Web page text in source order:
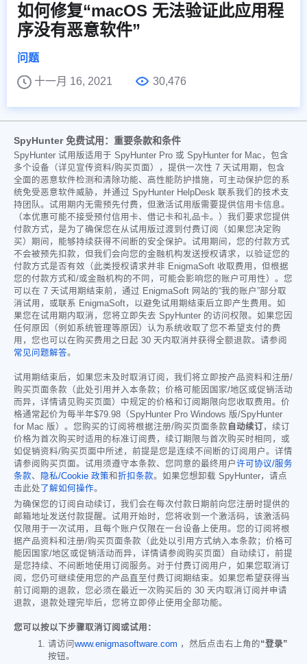
如何修复“macOS 无法验证此应用程
序没有恶意软件”
问题
十一月 16, 2021
30,476
SpyHunter 免费试用：重要条款和条件
SpyHunter 试用版适用于 SpyHunter Pro 或 SpyHunter for Mac，包含
多个设备（详见宣传资料/购买页面），提供一次性 7 天试用期，包含
全面的恶意软件检测和清除功能、高性能防护措施，可主动保护您的系
统免受恶意软件威胁，并通过 SpyHunter HelpDesk 联系我们的技术支
持团队。试用期内无需预先付费，但激活试用版需要提供信用卡信息。
（本优惠可能不接受预付信用卡、借记卡和礼品卡。）我们要求您提供
付款方式，是为了确保您在从试用版过渡到付费订阅（如果您决定购
买）期间，能够持续获得不间断的安全保护。试用期间，您的付款方式
不会被预先扣款，但我们会向您的金融机构发送授权请求，以验证您的
付款方式是否有效（此类授权请求并非 EnigmaSoft 收取费用，但根据
您的付款方式和/或金融机构的不同，可能会影响您的账户可用性）。您
可以在 7 天试用期结束前，通过 EnigmaSoft 网站的“我的账户”部分取
消试用，或联系 EnigmaSoft，以避免试用期结束后立即产生费用。如
果您在试用期内取消，您将立即失去 SpyHunter 的访问权限。如果您因
任何原因（例如系统管理等原因）认为系统收取了您不希望支付的费
用，您也可以在购买费用之日起 30 天内取消并获得全额退款。请参阅
常见问题解答。
试用期结束后，如果您未及时取消订阅，我们将立即按产品资料和注册/
购买页面条款（此处引用并入本条款；价格可能因国家/地区或促销活动
而异，详情请见购买页面）中规定的价格和订阅期限向您收取费用。价
格通常起价为每半年$79.98 （SpyHunter Pro Windows 版/SpyHunter
for Mac 版）。您购买的订阅将根据注册/购买页面条款 自动续订，续订
价格为首次购买时适用的标准订阅费，续订期限与首次购买时相同，或
如促销资料/购买页面中所述，前提是您是连续不间断的订阅用户。详情
请参阅购买页面。试用须遵守本条款、您同意的最终用户许可协议/服务
条款、 隐私/Cookie 政策和折扣条款。如果您想卸载 SpyHunter，请点
击此处了解如何操作。
为确保您的订阅自动续订，我们会在每次付款日期前向您注册时提供的
邮箱地址发送付款提醒。试用开始时，您将收到一个激活码，该激活码
仅限用于一次试用，且每个账户仅限在一台设备上使用。您的订阅将根
据产品资料和注册/购买页面条款（此处以引用方式纳入本条款；价格可
能因国家/地区或促销活动而异，详情请参阅购买页面）自动续订，前提
是您持续、不间断地使用订阅服务。对于付费订阅用户，如果您取消订
阅，您仍可继续使用您的产品直至付费订阅期结束。如果您希望获得当
前订阅期的退款，您必须在最近一次购买后的 30 天内取消订阅并申请
退款，退款处理完毕后，您将立即停止使用全部功能。
您可以按以下步骤取消订阅或试用：
请访问www.enigmasoftware.com ，然后点击右上角的“登录”
按钮。